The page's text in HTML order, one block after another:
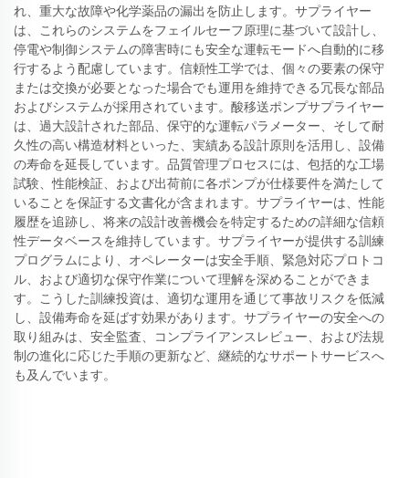
れ、重大な故障や化学薬品の漏出を防止します。サプライヤー
は、これらのシステムをフェイルセーフ原理に基づいて設計し、
停電や制御システムの障害時にも安全な運転モードへ自動的に移
行するよう配慮しています。信頼性工学では、個々の要素の保守
または交換が必要となった場合でも運用を維持できる冗長な部品
およびシステムが採用されています。酸移送ポンプサプライヤー
は、過大設計された部品、保守的な運転パラメーター、そして耐
久性の高い構造材料といった、実績ある設計原則を活用し、設備
の寿命を延長しています。品質管理プロセスには、包括的な工場
試験、性能検証、および出荷前に各ポンプが仕様要件を満たして
いることを保証する文書化が含まれます。サプライヤーは、性能
履歴を追跡し、将来の設計改善機会を特定するための詳細な信頼
性データベースを維持しています。サプライヤーが提供する訓練
プログラムにより、オペレーターは安全手順、緊急対応プロトコ
ル、および適切な保守作業について理解を深めることができま
す。こうした訓練投資は、適切な運用を通じて事故リスクを低減
し、設備寿命を延ばす効果があります。サプライヤーの安全への
取り組みは、安全監査、コンプライアンスレビュー、および法規
制の進化に応じた手順の更新など、継続的なサポートサービスへ
も及んでいます。